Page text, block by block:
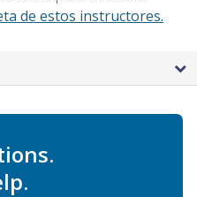
de estos instructores.